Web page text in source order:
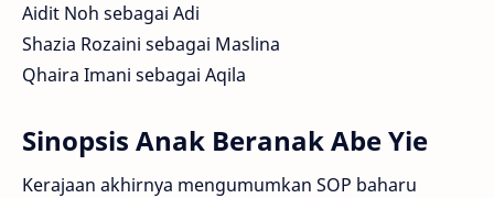
Aidit Noh sebagai Adi
Shazia Rozaini sebagai Maslina
Qhaira Imani sebagai Aqila
Sinopsis Anak Beranak Abe Yie
Kerajaan akhirnya mengumumkan SOP baharu